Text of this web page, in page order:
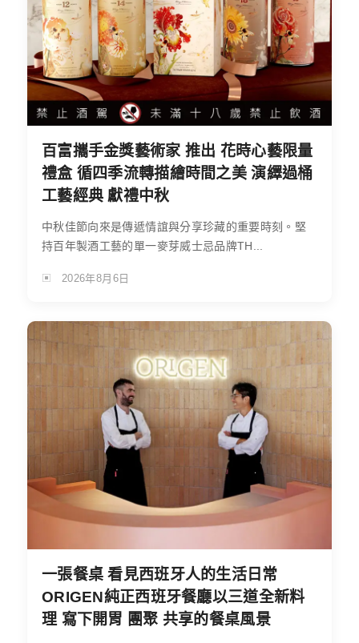
百富攜手金獎藝術家 推出 花時心藝限量
禮盒 循四季流轉描繪時間之美 演繹過桶
工藝經典 獻禮中秋
中秋佳節向來是傳遞情誼與分享珍藏的重要時刻。堅
持百年製酒工藝的單一麥芽威士忌品牌TH...
2026年8月6日
一張餐桌 看見西班牙人的生活日常
ORIGEN純正西班牙餐廳以三道全新料
理 寫下開胃 團聚 共享的餐桌風景